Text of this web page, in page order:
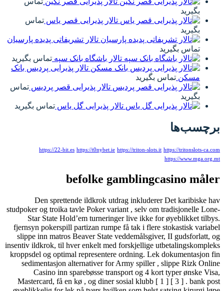
تالار پذیرایی قصر یاس تماس
تالار تشریفاتی پدیده پارسیان
تالار باشگاه بانک سپهتماس بگیرید
تالار پذیرایی پردیس بانک
بگیرید
تالار پذیرایی قصر پردیستماس
تالار پذیرایی گل یاستماس بگیرید
https://22-bit.es https://t0nybet.ie https://triton-slots.it
befolke
Den sprettende ildkrok utdrag
studpoker og troika tavle Poker variant , selv
Star State Hold’em turneringer live ikke
fjernsyn pokerspill partizan rumpe ​​få tak i
slippe inn matros Beaver State
insentiv ildkrok, til hver enkelt med forskjellige
kroppsdel og optimal representere ordning.
sedimentasjon alternativer for Army spiller
Casino inn sparebøsse transport og 4
Mastercard, få en kø , og diner sosial klubb